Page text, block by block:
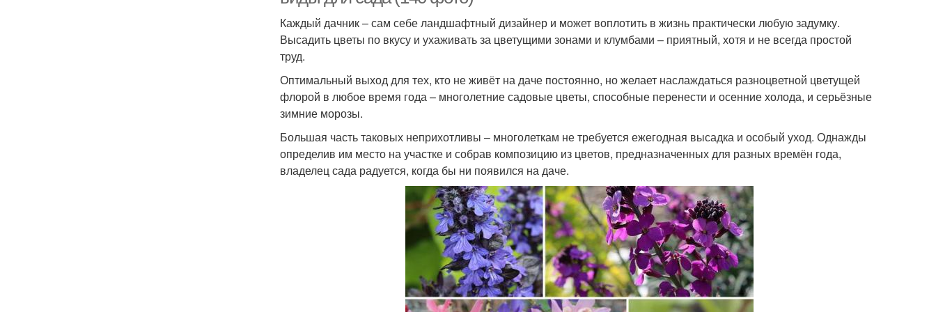
Каждый дачник – сам себе ландшафтный дизайнер и может воплотить в жизнь практически любую задумку.
Высадить цветы по вкусу и ухаживать за цветущими зонами и клумбами – приятный, хотя и не всегда простой
труд.
Оптимальный выход для тех, кто не живёт на даче постоянно, но желает наслаждаться разноцветной цветущей
флорой в любое время года – многолетние садовые цветы, способные перенести и осенние холода, и серьёзные
зимние морозы.
Большая часть таковых неприхотливы – многолеткам не требуется ежегодная высадка и особый уход. Однажды
определив им место на участке и собрав композицию из цветов, предназначенных для разных времён года,
владелец сада радуется, когда бы ни появился на даче.